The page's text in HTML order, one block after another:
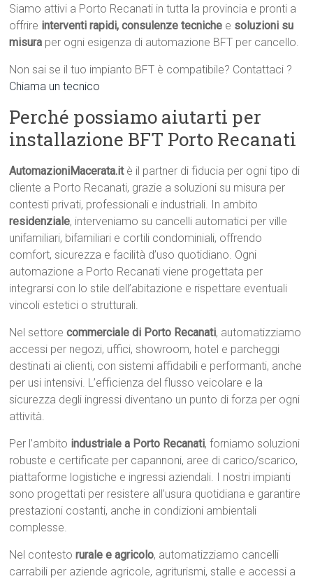
Siamo attivi a Porto Recanati in tutta la provincia e pronti a
offrire interventi rapidi, consulenze tecniche e soluzioni su
misura per ogni esigenza di automazione BFT per cancello.
Non sai se il tuo impianto BFT è compatibile? Contattaci ?
Chiama un tecnico
Perché possiamo aiutarti per
installazione BFT Porto Recanati
AutomazioniMacerata.itè il partner di fiducia per ogni tipo di
cliente a Porto Recanati, grazie a soluzioni su misura per
contesti privati, professionali e industriali. In ambito
residenziale, interveniamo su cancelli automatici per ville
unifamiliari, bifamiliari e cortili condominiali, offrendo
comfort, sicurezza e facilità d’uso quotidiano. Ogni
automazione a Porto Recanati viene progettata per
integrarsi con lo stile dell’abitazione e rispettare eventuali
vincoli estetici o strutturali.
Nel settorecommerciale di Porto Recanati, automatizziamo
accessi per negozi, uffici, showroom, hotel e parcheggi
destinati ai clienti, con sistemi affidabili e performanti, anche
per usi intensivi. L’efficienza del flusso veicolare e la
sicurezza degli ingressi diventano un punto di forza per ogni
attività.
Per l’ambito industriale a Porto Recanati, forniamo soluzioni
robuste e certificate per capannoni, aree di carico/scarico,
piattaforme logistiche e ingressi aziendali. I nostri impianti
sono progettati per resistere all’usura quotidiana e garantire
prestazioni costanti, anche in condizioni ambientali
complesse.
Nel contestorurale e agricolo, automatizziamo cancelli
carrabili per aziende agricole, agriturismi, stalle e accessi a